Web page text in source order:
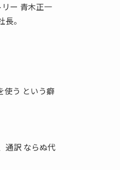
リー 青木正一
。
う という癖
通訳 ならぬ代